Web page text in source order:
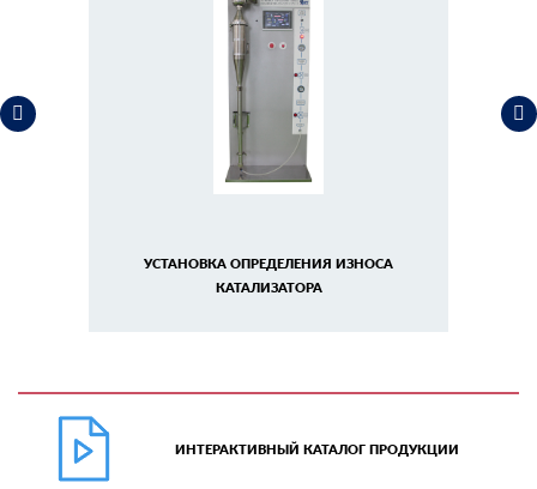
УСТАНОВКА ОПРЕДЕЛЕНИЯ ИЗНОСА
КАТАЛИЗАТОРА
ИНТЕРАКТИВНЫЙ КАТАЛОГ ПРОДУКЦИИ